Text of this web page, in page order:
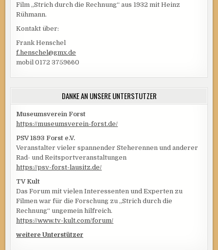
Film „Strich durch die Rechnung“ aus 1932 mit Heinz
Rühmann.
Kontakt über:
Frank Henschel
f.henschel@gmx.de
mobil 0172 3759660
DANKE AN UNSERE UNTERSTÜTZER
Museumsverein Forst
https://museumsverein-forst.de/
PSV 1893 Forst e.V.
Veranstalter vieler spannender Steherennen und anderer
Rad- und Reitsportveranstaltungen
https://psv-forst-lausitz.de/
TV Kult
Das Forum mit vielen Interessenten und Experten zu
Filmen war für die Forschung zu „Strich durch die
Rechnung“ ungemein hilfreich.
https://www.tv-kult.com/forum/
weitere Unterstützer